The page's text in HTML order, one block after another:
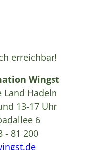
erreichbar!
Wingst
Land Hadeln
13-17 Uhr
6
- 81 200